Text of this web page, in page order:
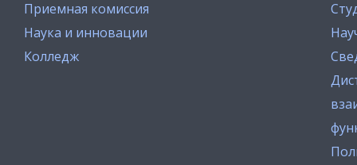
Приемная комиссия
Наука и инновации
Колледж